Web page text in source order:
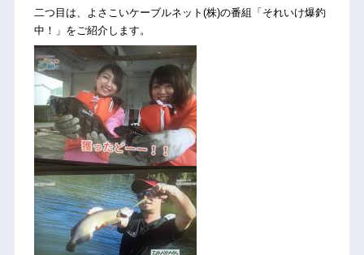
二つ目は、よさこいケーブルネット(株)の番組「それいけ爆釣
中！」をご紹介します。